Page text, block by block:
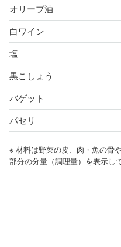
オリーブ油
白ワイン
塩
黒こしょう
バゲット
パセリ
※ 材料は野菜の皮、肉・魚の骨
部分の分量（調理量）を表示し